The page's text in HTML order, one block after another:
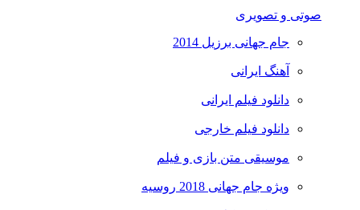
صوتی و تصویری
جام جهانی برزیل 2014
آهنگ ایرانی
دانلود فیلم ایرانی
دانلود فیلم خارجی
موسیقی متن بازی و فیلم
ویژه جام جهانی 2018 روسیه